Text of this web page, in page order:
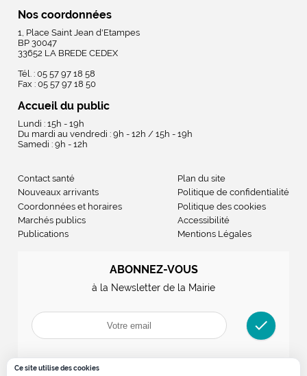
Nos coordonnées
1, Place Saint Jean d'Etampes
BP 30047
33652 LA BREDE CEDEX
Tél. : 05 57 97 18 58
Fax : 05 57 97 18 50
Accueil du public
Lundi : 15h - 19h
Du mardi au vendredi : 9h - 12h / 15h - 19h
Samedi : 9h - 12h
Contact santé
Nouveaux arrivants
Coordonnées et horaires
Marchés publics
Publications
Plan du site
Politique de confidentialité
Politique des cookies
Accessibilité
Mentions Légales
ABONNEZ-VOUS
à la Newsletter de la Mairie
check
Ce site utilise des cookies